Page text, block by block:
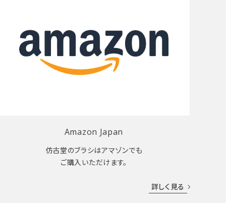
Amazon Japan
仿古堂のブラシはアマゾンでも
ご購入いただけます。
詳しく見る